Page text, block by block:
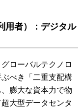
用者）：デジタル
ローバルテクノロ
べき「二重支配構
膨大な資本力で物
大型データセンタ